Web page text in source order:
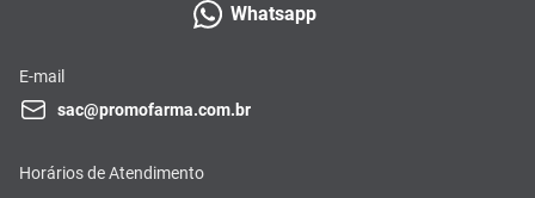
Whatsapp
E-mail
sac@promofarma.com.br
Horários de Atendimento